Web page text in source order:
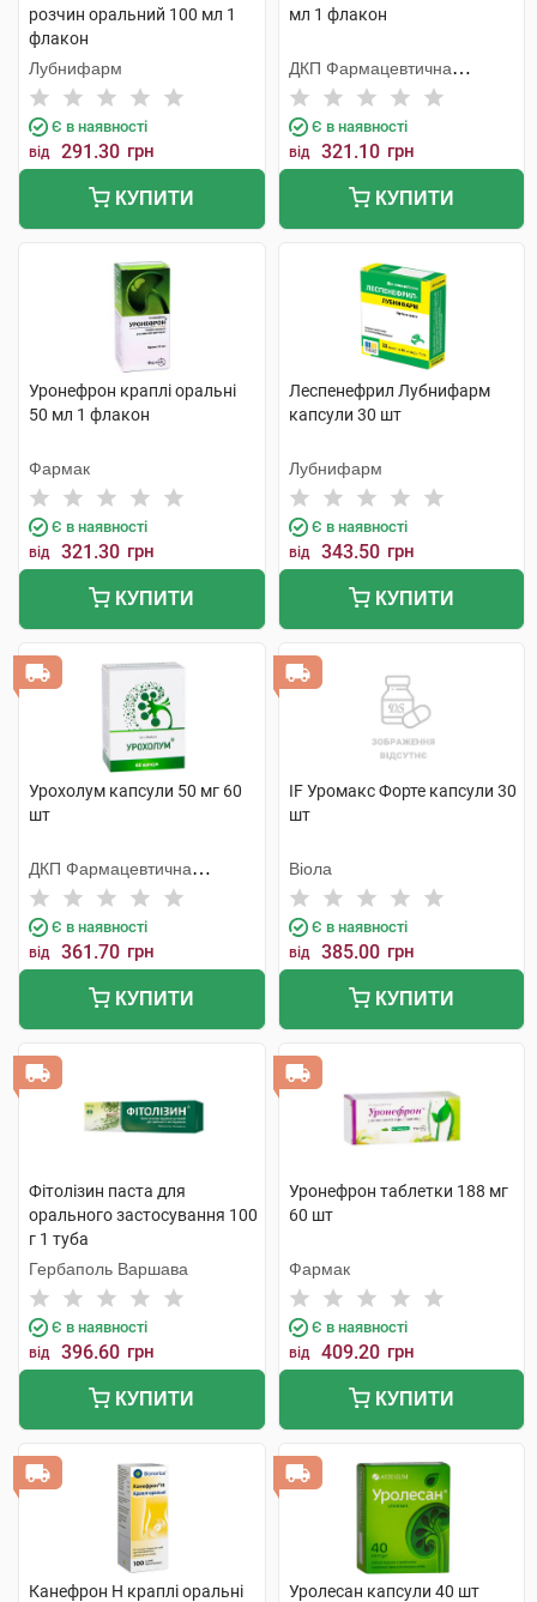
розчин оральний 100 мл 1
флакон
Лубнифарм
Є в наявності
від 291.30 грн
КУПИТИ
мл 1 флакон
ДКП Фармацевтична
фабрика
Є в наявності
від 321.10 грн
КУПИТИ
Уронефрон краплі оральні
50 мл 1 флакон
Фармак
Є в наявності
від 321.30 грн
КУПИТИ
Леспенефрил Лубнифарм
капсули 30 шт
Лубнифарм
Є в наявності
від 343.50 грн
КУПИТИ
Урохолум капсули 50 мг 60
шт
ДКП Фармацевтична
фабрика
Є в наявності
від 361.70 грн
КУПИТИ
IF Уромакс Форте капсули 30
шт
Віола
Є в наявності
від 385.00 грн
КУПИТИ
Фітолізин паста для
орального застосування 100
г 1 туба
Гербаполь Варшава
Є в наявності
від 396.60 грн
КУПИТИ
Уронефрон таблетки 188 мг
60 шт
Фармак
Є в наявності
від 409.20 грн
КУПИТИ
Канефрон H краплі оральні
Уролесан капсули 40 шт